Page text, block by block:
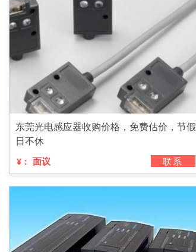
东莞光电感应器收购价格，免费估价，节假
日不休
¥： 面议 联系